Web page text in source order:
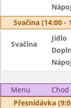
Svačina (14:00 -
Svačina
Jídlo
Menu Chod
Přesnídávka